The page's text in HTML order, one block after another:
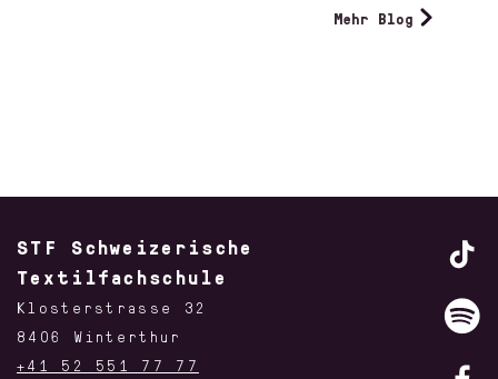
Mehr Blog
STF Schweizerische
Textilfachschule
Klosterstrasse 32
8406 Winterthur
+41 52 551 77 77